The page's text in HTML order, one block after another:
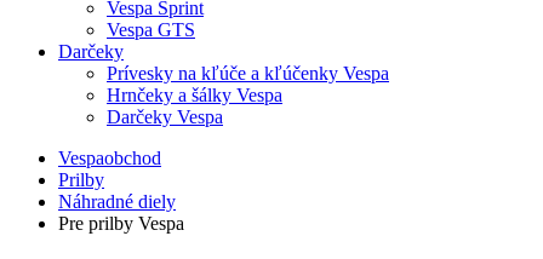
Vespa Sprint
Vespa GTS
Darčeky
Prívesky na kľúče a kľúčenky Vespa
Hrnčeky a šálky Vespa
Darčeky Vespa
Vespaobchod
Prilby
Náhradné diely
Pre prilby Vespa